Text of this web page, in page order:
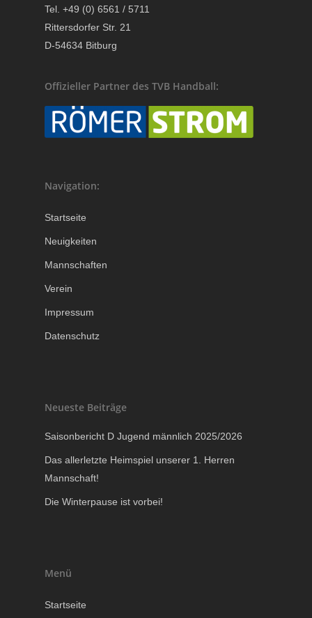
Tel. +49 (0) 6561 / 5711
Rittersdorfer Str. 21
D-54634 Bitburg
Offizieller Partner des TVB Handball:
Navigation:
Startseite
Neuigkeiten
Mannschaften
Verein
Impressum
Datenschutz
Neueste Beiträge
Saisonbericht D Jugend männlich 2025/2026
Das allerletzte Heimspiel unserer 1. Herren
Mannschaft!
Die Winterpause ist vorbei!
Menü
Startseite